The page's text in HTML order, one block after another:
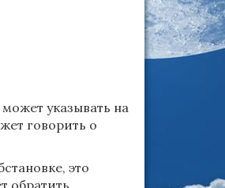
указывать на
говорить о
это
обратить